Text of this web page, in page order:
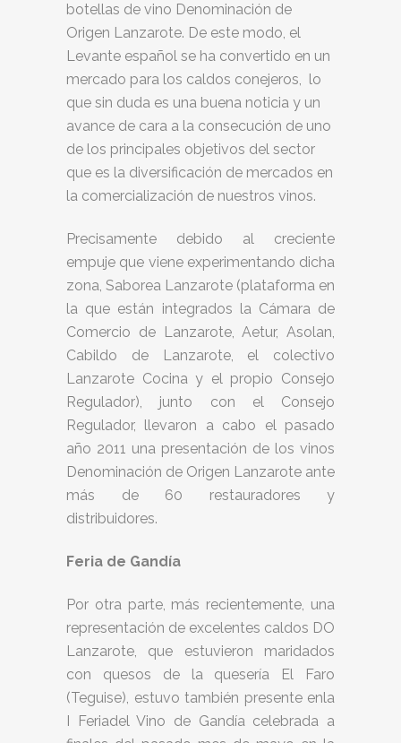
botellas de vino Denominación de
Origen Lanzarote. De este modo, el
Levante español se ha convertido en un
mercado para los caldos conejeros, lo
que sin duda es una buena noticia y un
avance de cara a la consecución de uno
de los principales objetivos del sector
que es la diversificación de mercados en
la comercialización de nuestros vinos.
Precisamente debido al creciente
empuje que viene experimentando dicha
zona, Saborea Lanzarote (plataforma en
la que están integrados la Cámara de
Comercio de Lanzarote, Aetur, Asolan,
Cabildo de Lanzarote, el colectivo
Lanzarote Cocina y el propio Consejo
Regulador), junto con el Consejo
Regulador, llevaron a cabo el pasado
año 2011 una presentación de los vinos
Denominación de Origen Lanzarote ante
más de 60 restauradores y
distribuidores.
Feria de Gandía
Por otra parte, más recientemente, una
representación de excelentes caldos DO
Lanzarote, que estuvieron maridados
con quesos de la quesería El Faro
(Teguise), estuvo también presente enla
I Feriadel Vino de Gandía celebrada a